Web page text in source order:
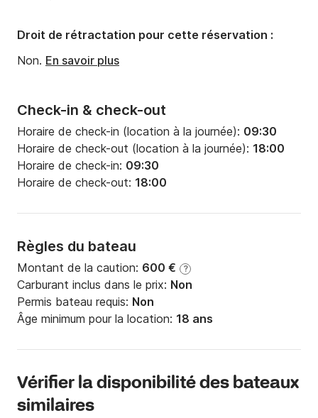
Check-in & check-out
Horaire de check-in (location à la journée): 09:30
Horaire de check-out (location à la journée): 18:00
Horaire de check-in: 09:30
Horaire de check-out: 18:00
Règles du bateau
Montant de la caution: 600 € ?
Carburant inclus dans le prix: Non
Permis bateau requis: Non
Âge minimum pour la location: 18 ans
Droit de rétractation pour cette réservation :
Non. En savoir plus
Vérifier la disponibilité des bateaux
similaires